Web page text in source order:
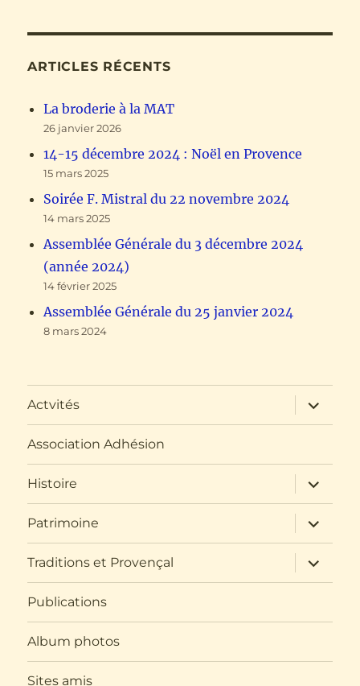
ARTICLES RÉCENTS
La broderie à la MAT
26 janvier 2026
14-15 décembre 2024 : Noël en Provence
15 mars 2025
Soirée F. Mistral du 22 novembre 2024
14 mars 2025
Assemblée Générale du 3 décembre 2024
(année 2024)
14 février 2025
Assemblée Générale du 25 janvier 2024
8 mars 2024
Actvités
ouvrir
le
sous-
Association Adhésion
Histoire
ouvrir
le
sous-
menu
Patrimoine
ouvrir
le
sous-
menu
Traditions et Provençal
ouvrir
le
sous-
Publications
Album photos
Sites amis